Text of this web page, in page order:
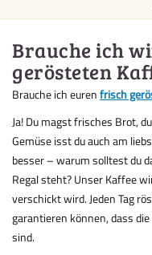
Brauche ich
gerösteten
Brauche ich eurenfrisch
Ja! Du magst frisches Brot,
Gemüse isst du auch am
besser – warum solltest du
Regal steht? Unser Kaffee
verschickt wird. Jeden Tag
garantieren können, dass
sind.